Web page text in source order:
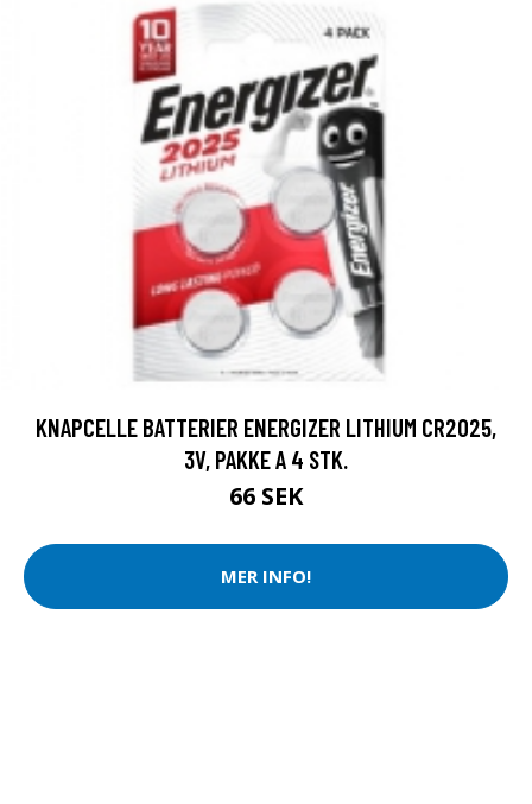
KNAPCELLE BATTERIER ENERGIZER LITHIUM CR2025,
3V, PAKKE A 4 STK.
66 SEK
MER INFO!